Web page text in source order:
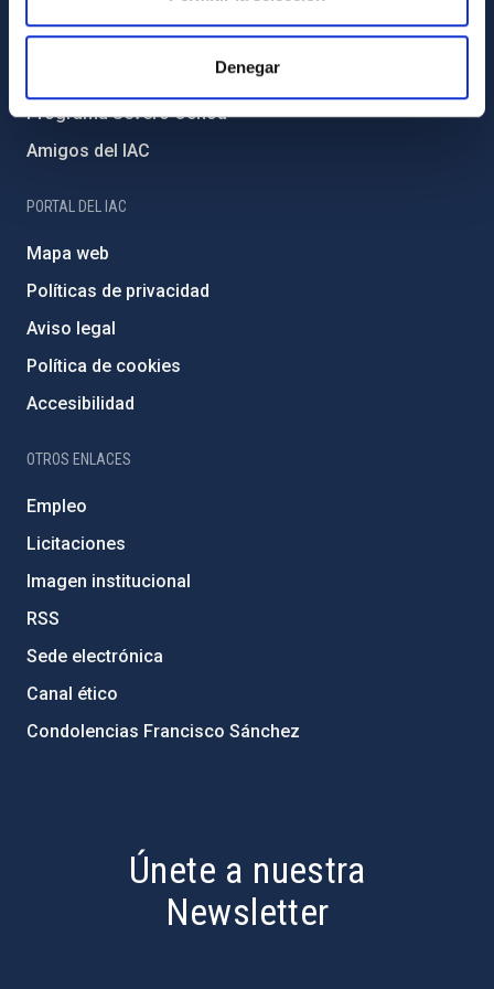
Denegar
Proyectos institucionales
Programa Severo Ochoa
Amigos del IAC
PORTAL DEL IAC
Mapa web
Políticas de privacidad
Aviso legal
Política de cookies
Accesibilidad
OTROS ENLACES
Empleo
Licitaciones
Imagen institucional
RSS
Sede electrónica
Canal ético
Condolencias Francisco Sánchez
Únete a nuestra
Newsletter